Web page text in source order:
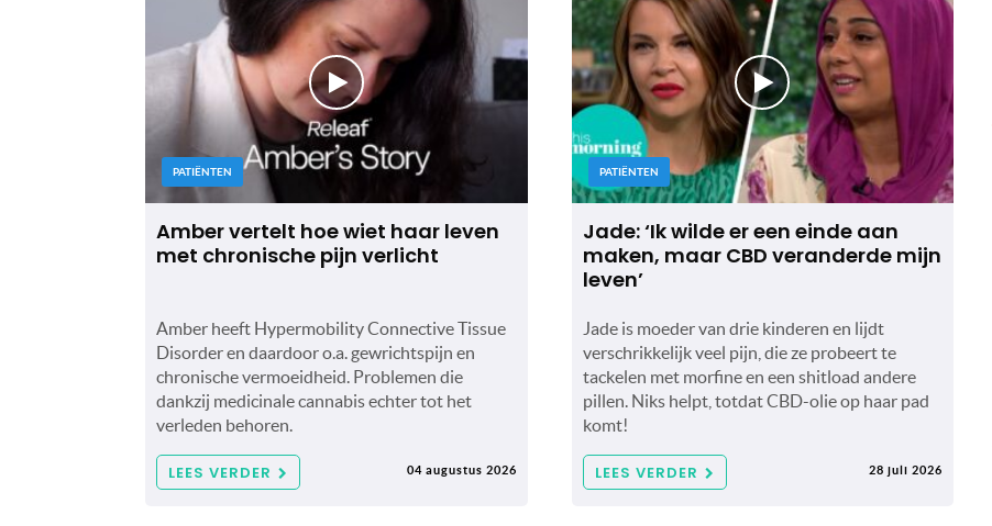
PATIËNTEN
Amber vertelt hoe wiet haar leven
met chronische pijn verlicht
Amber heeft Hypermobility Connective Tissue
Disorder en daardoor o.a. gewrichtspijn en
chronische vermoeidheid. Problemen die
dankzij medicinale cannabis echter tot het
verleden behoren.
LEES VERDER 04 augustus 2026
PATIËNTEN
Jade: ‘Ik wilde er een einde aan
maken, maar CBD veranderde mijn
leven’
Jade is moeder van drie kinderen en lijdt
verschrikkelijk veel pijn, die ze probeert te
tackelen met morfine en een shitload andere
pillen. Niks helpt, totdat CBD-olie op haar pad
komt!
LEES VERDER 28 juli 2026